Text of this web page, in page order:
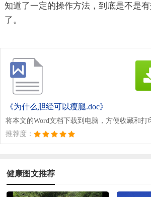
知道了一定的操作方法，到底是不是
了。
《为什么胆经可以瘦腿.doc》
将本文的Word文档下载到电脑，方便收藏和打
推荐度：
健康图文推荐